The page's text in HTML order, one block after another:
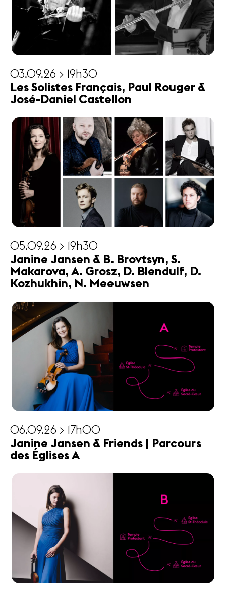
03.09.26 > 19h30
Les Solistes Français, Paul Rouger &
José-Daniel Castellon
05.09.26 > 19h30
Janine Jansen & B. Brovtsyn, S.
Makarova, A. Grosz, D. Blendulf, D.
Kozhukhin, N. Meeuwsen
06.09.26 > 17h00
Janine Jansen & Friends | Parcours
des Églises A